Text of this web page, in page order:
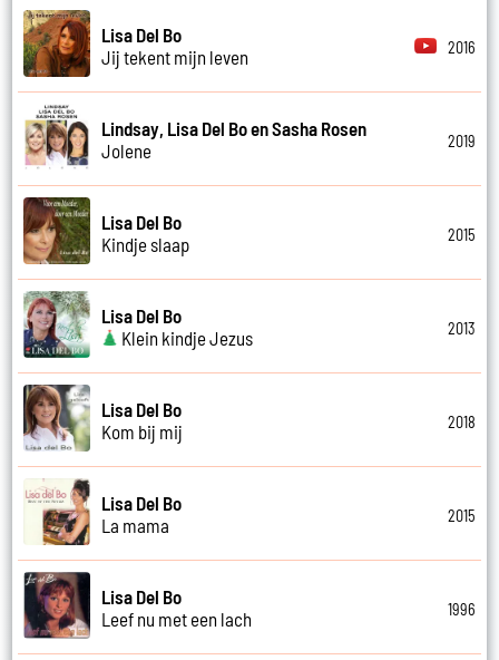
Lisa Del Bo
Jij tekent mijn leven
2016
Lindsay, Lisa Del Bo en Sasha Rosen
Jolene
2019
Lisa Del Bo
Kindje slaap
2015
Lisa Del Bo
Klein kindje Jezus
2013
Lisa Del Bo
Kom bij mij
2018
Lisa Del Bo
La mama
2015
Lisa Del Bo
Leef nu met een lach
1996